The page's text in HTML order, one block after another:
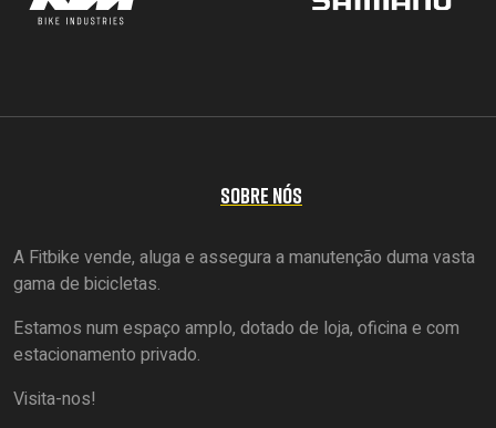
SOBRE NÓS
A Fitbike vende, aluga e assegura a manutenção duma vasta
gama de bicicletas.
Estamos num espaço amplo, dotado de loja, oficina e com
estacionamento privado.
Visita-nos!